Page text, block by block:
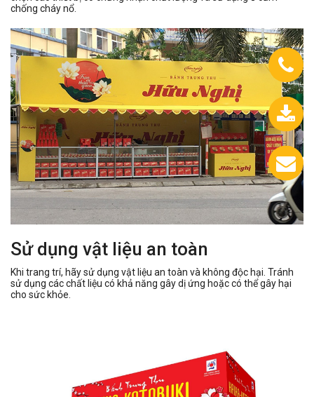
chống cháy nổ.
Sử dụng vật liệu an toàn
Khi trang trí, hãy sử dụng vật liệu an toàn và không độc hại. Tránh
sử dụng các chất liệu có khả năng gây dị ứng hoặc có thể gây hại
cho sức khỏe.
0933.558.488
Chát
với
chúng
tôi